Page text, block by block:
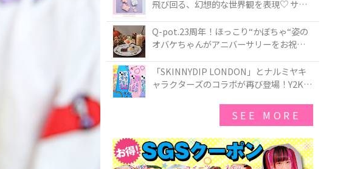
飛び回る、幻想的な世界観を表現♡ サマ
50周年アニバーサリーイヤー』を記念し
たコレクションが登場
Q-pot.23周年！ほっこり“かぼちゃ“姿の
オバケちゃんがアニバーサリーをお祝い
ー」が新発売！Q-pot CAFE.では「かぼち
ゃのオバケーキプレート」も登場
「SKINNYDIP LONDON」とナルミヤキ
ャラクターズのコラボが再び登場！Y2Kム
SEE MORE